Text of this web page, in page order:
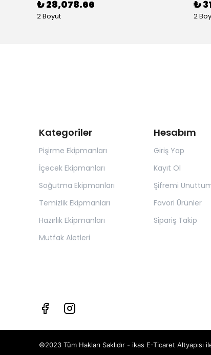
₺ 28,078.66
2 Boyut
₺
2
Kategoriler
Pişirme Ekipmanları
İçecek Ekipmanları
Soğutma Ekipmanları
Temizlik Ekipmanları
Hazırlık Ekipmanları
Mutfak Aletleri
Hesabım
Giriş Yap
Kayıt Ol
Şifremi
Favori Ürünler
Sipariş Takip
©2023 Tüm Hakları Saklıdır - ikas E-Ticaret Altyapısı